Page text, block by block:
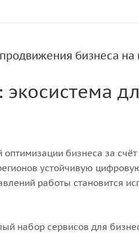
бизнеса на
бизнеса за
устойчивую
работы становится
набор сервисов для